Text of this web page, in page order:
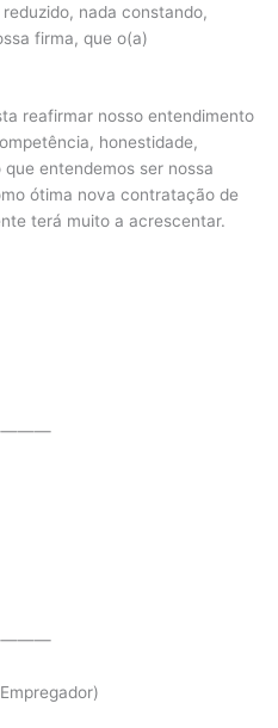
nada constando,
firma, que o(a)
reafirmar nosso entendimento
honestidade,
entendemos ser nossa
ótima nova contratação de
terá muito a acrescentar.